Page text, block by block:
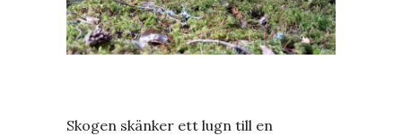
Skogen skänker ett lugn till en